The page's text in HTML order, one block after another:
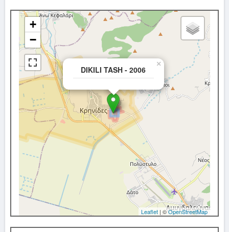
DIKILI TASH - 2006
×
+
−
Leaflet | ©OpenStreetMap